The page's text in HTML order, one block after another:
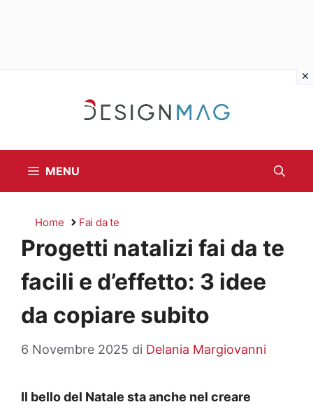
MENU
Home Fai da te
Progetti natalizi fai da te
facili e d’effetto: 3 idee
da copiare subito
6 Novembre 2025 di Delania Margiovanni
Il bello del Natale sta anche nel creare